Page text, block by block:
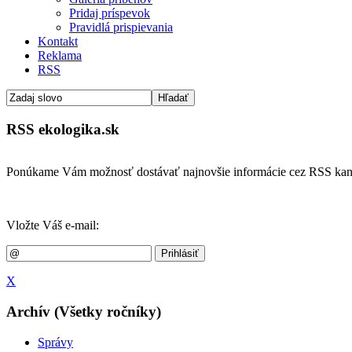
Pridaj príspevok
Pravidlá prispievania
Kontakt
Reklama
RSS
RSS ekologika.sk
Ponúkame Vám možnosť dostávať najnovšie informácie cez RSS
Vložte Váš e-mail:
X
Archív (Všetky ročníky)
Správy